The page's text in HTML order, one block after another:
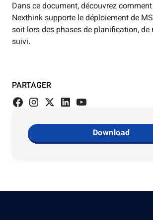
Dans ce document, découvrez
Nexthink supporte le déploiement de
soit lors des phases de planification,
suivi.
PARTAGER
Download